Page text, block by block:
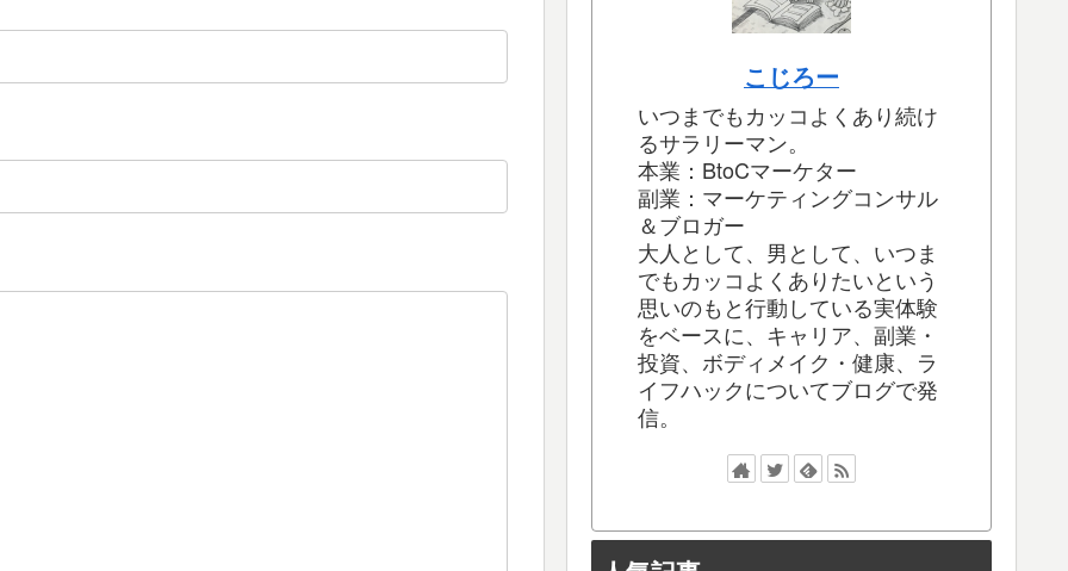
こじろー
いつまでもカッコよくあり続け
るサラリーマン。
本業：BtoCマーケター
副業：マーケティングコンサル
＆ブロガー
大人として、男として、いつま
でもカッコよくありたいという
思いのもと行動している実体験
をベースに、キャリア、副業・
投資、ボディメイク・健康、ラ
イフハックについてブログで発
信。